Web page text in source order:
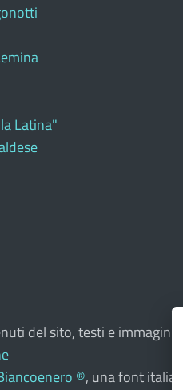
Latina"
del sito, testi e immagini
®, una font